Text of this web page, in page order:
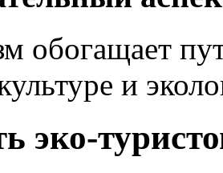
обогащает
и
эко-